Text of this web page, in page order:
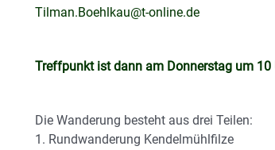
Tilman.Boehlkau@t-online.de
Treffpunkt ist dann am Donnerstag um
Die Wanderung besteht aus drei Teilen:
1. Rundwanderung Kendelmühlfilze